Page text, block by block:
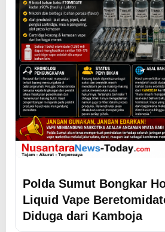
Polda Sumut Bongkar
Liquid Vape
Diduga dari Kamboja